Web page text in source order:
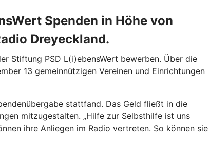
Spenden in Höhe von
Dreyeckland.
Stiftung PSD L(i)ebensWert bewerben. Über die
13 gemeinnützigen Vereinen und Einrichtungen
stattfand. Das Geld fließt in die
mitzugestalten. „Hilfe zur Selbsthilfe ist uns
ihre Anliegen im Radio vertreten. So können sie